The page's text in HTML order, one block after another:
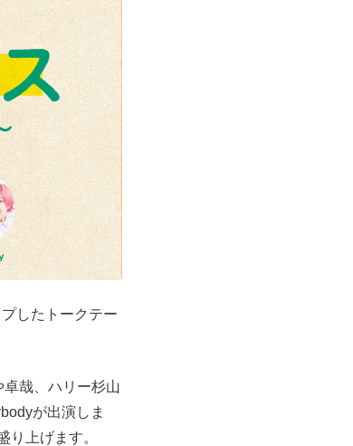
したトークテー
哉、ハリー杉山
が出演しま
上げます。